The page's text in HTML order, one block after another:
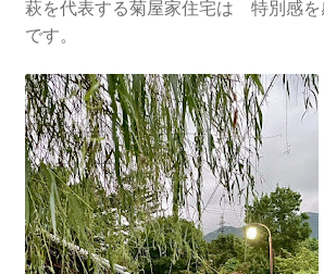
萩を代表する菊屋家住宅は 特別感を
です。